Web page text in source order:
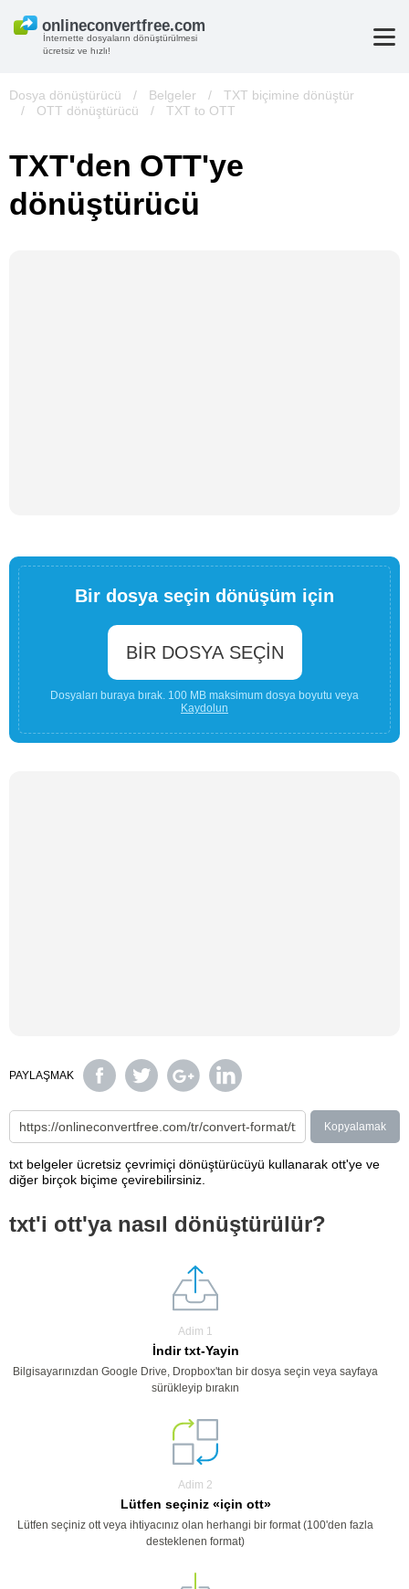
İnternette dosyaların dönüştürülmesi
ücretsiz ve hızlı!
Dosya dönüştürücü / Belgeler /
TXT biçimine dönüştür
/
OTT dönüştürücü / TXT to OTT
TXT'den OTT'ye
dönüştürücü
Bir dosya seçin dönüşüm için
BIR DOSYA SEÇIN
Dosyaları buraya bırak. 100 MB maksimum dosya boyutu veya
Kaydolun
PAYLAŞMAK
Kopyalamak
txt belgeler ücretsiz çevrimiçi dönüştürücüyü kullanarak ott'ye ve
diğer birçok biçime çevirebilirsiniz.
txt'i ott'ya nasıl dönüştürülür?
Adim 1
İndir txt-Yayin
Bilgisayarınızdan Google Drive, Dropbox'tan bir dosya seçin veya sayfaya
sürükleyip bırakın
Adim 2
Lütfen seçiniz «için ott»
Lütfen seçiniz ott veya ihtiyacınız olan herhangi bir format (100'den fazla
desteklenen format)